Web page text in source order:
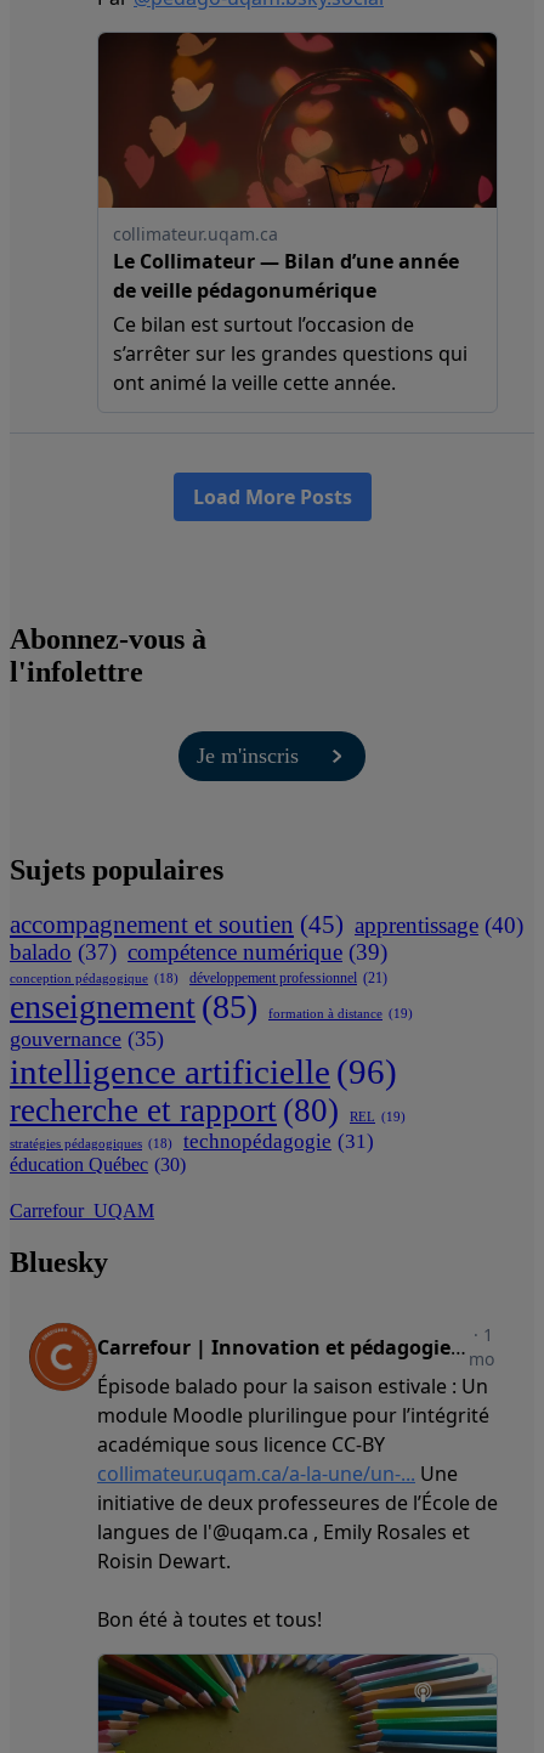
Abonnez-vous à
l'infolettre
Je m'inscris
Sujets populaires
accompagnement et soutien (45) apprentissage (40)
balado (37) compétence numérique (39)
conception pédagogique (18) développement professionnel (21)
enseignement(85) formation à distance (19)
gouvernance (35)
intelligence artificielle (96)
recherche et rapport (80) REL (19)
stratégies pédagogiques (18) technopédagogie (31)
éducation Québec (30)
Carrefour_UQAM
Bluesky